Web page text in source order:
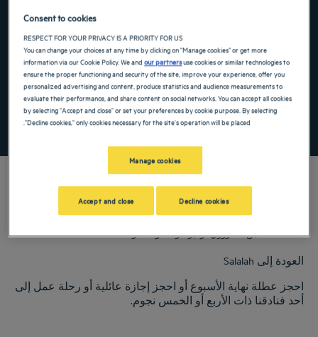
ابحث عن فندق
أضِف رمزًا خاصًا
ترحب بكم فنادق جولدن توليب. نحن نبذل قصارى جهدنا في عملنا الجيد.
ستلاحظ أنه من الضروري توفير الراحة والاسترخاء.
العودة إلى Salalah
احجز عطلة نهاية الأسبوع أو احجز إجازة عائلية أو رحلة عمل إلى
أحد فنادقنا ذات الأربع أو الخمس نجوم.
Consent to cookies
RESPECT FOR YOUR PRIVACY IS A PRIORITY FOR US
You can change your choices at any time by clicking on "Manage cookies" or get more
information via our Cookie Policy. We andour partnersuse cookies or similar technologies to
ensure the proper functioning and security of the site, improve your experience, offer you
personalized advertising and content, produce statistics and audience measurements to
evaluate their performance, and share content on social networks. You can accept all cookies
by selecting "Accept and close" or set your preferences by cookie purpose. By selecting
"Decline cookies," only cookies necessary for the site's operation will be placed.
Manage cookies
Decline cookies
Accept and close